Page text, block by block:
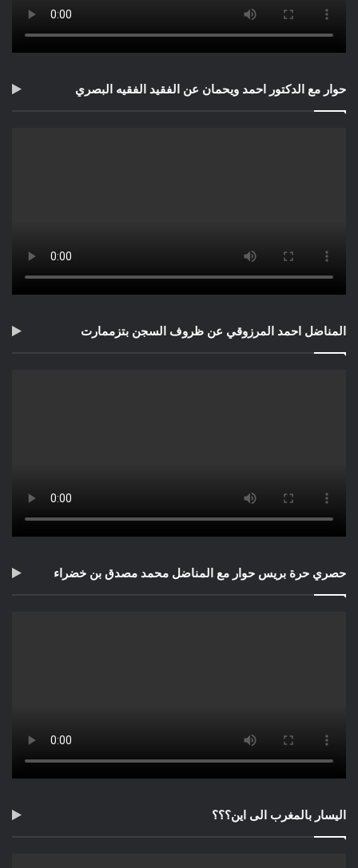
حوار مع الدكتور احمد ويحمان عن الفقيد الفقيه البصري
المناضل احمد المرزوقي عن ظروف السجن بتزممارت
حصري حرة بريس حوار مع المناضل محمد مصدق بن خضراء
اليسار بالمغرب الى اين؟؟؟